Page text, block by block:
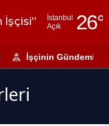
İşçisi"
İstanbul
Açık
26°
Adıyaman
İşçinin Gündemi